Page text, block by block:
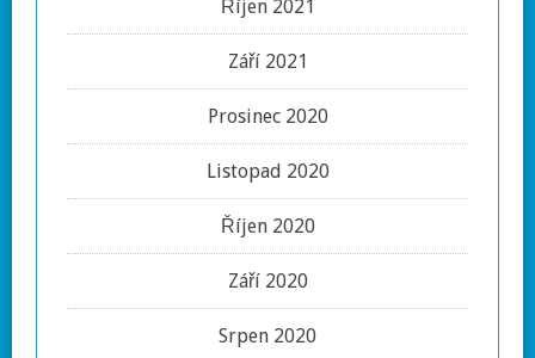
Říjen 2021
Září 2021
Prosinec 2020
Listopad 2020
Říjen 2020
Září 2020
Srpen 2020